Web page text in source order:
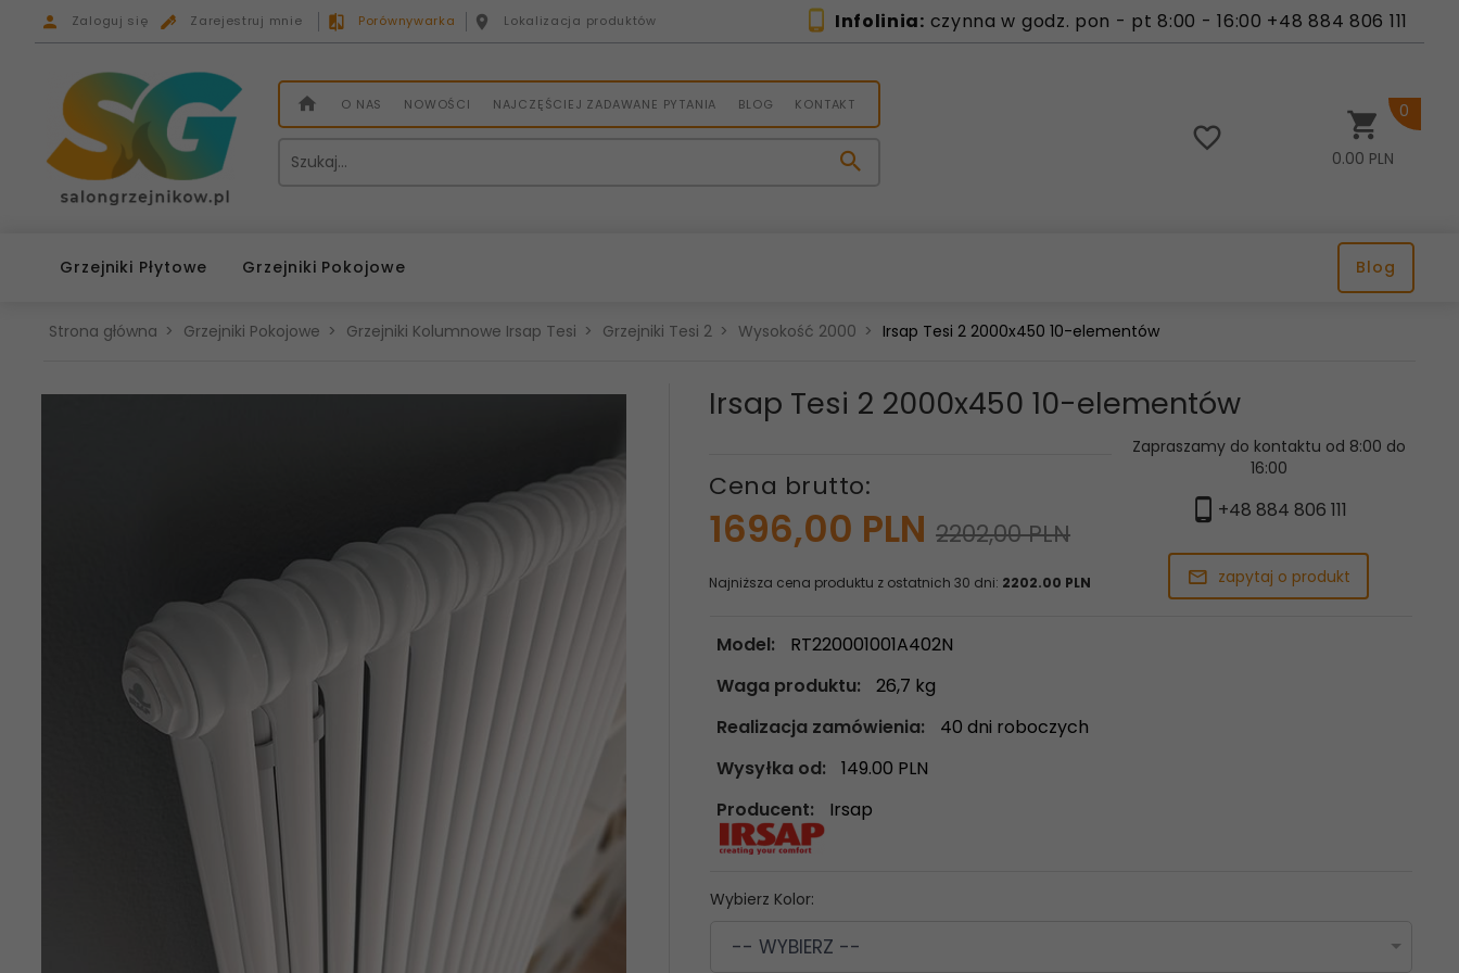
Zaloguj się Zarejestruj mnie Porównywarka Lokalizacja produktów Infolinia: czynna w godz. pon - pt 8:00 - 16:00 +48 884 806 111
O NAS NOWOŚCI NAJCZĘŚCIEJ ZADAWANE PYTANIA BLOG KONTAKT
0.00 PLN
0
Grzejniki Płytowe Grzejniki Pokojowe Blog
Strona główna Grzejniki Pokojowe Grzejniki Kolumnowe Irsap Tesi Grzejniki Tesi 2 Wysokość 2000 Irsap Tesi 2 2000x450 10-elementów
Irsap Tesi 2 2000x450 10-elementów
Cena brutto:
1696,00 PLN 2202,00 PLN
Najniższa cena produktu z ostatnich 30 dni: 2202.00 PLN
Zapraszamy do kontaktu od 8:00 do
16:00
+48 884 806 111
zapytaj o produkt
Model:
RT220001001A402N
Waga produktu:
26,7 kg
Realizacja zamówienia:
40 dni roboczych
Wysyłka od:
149.00 PLN
Producent:
Irsap
Wybierz Kolor:
-- WYBIERZ --